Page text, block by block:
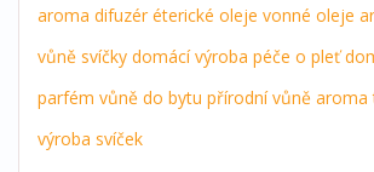
aroma difuzér éterické oleje vonné oleje
vůně svíčky domácí výroba péče o pleť
parfém vůně do bytu přírodní vůně aroma
výroba svíček